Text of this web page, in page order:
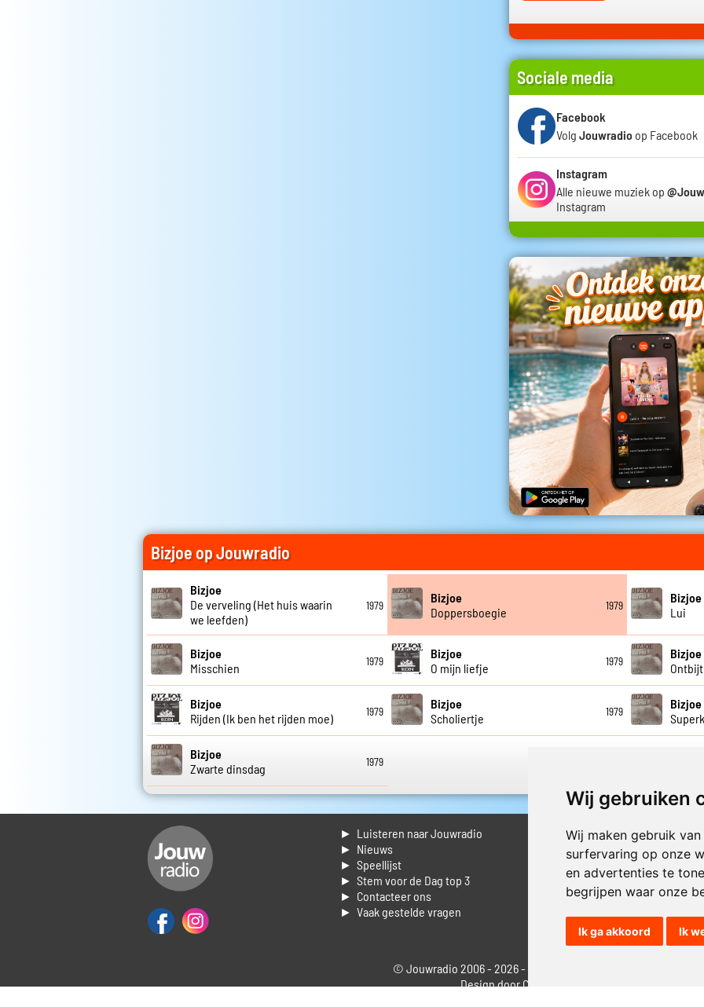
Wij gebruiken
Wij maken gebruik
surfervaring op onze
en advertenties te
begrijpen waar onze
Ik ga akkoord Ik
Sociale media
Facebook
Volg Jouwradio op Facebook
Instagram
Alle nieuwe muziek op
Instagram
Bizjoe op Jouwradio
Bizjoe
De verveling (Het huis waarin
we leefden)
1979
Bizjoe
Doppersboegie
1979
Bizjoe
Lui
Bizjoe
Misschien
1979
Bizjoe
O mijn liefje
1979
Bizjoe
Bizjoe
Rijden (Ik ben het rijden moe)
1979
Bizjoe
Scholiertje
1979
Bizjoe
Bizjoe
Zwarte dinsdag
1979
► Luisteren naar Jouwradio
► Nieuws
► Speellijst
► Stem voor de Dag top 3
► Contacteer ons
► Vaak gestelde vragen
► Livestream informatie
► Muziek opzoeken
► Vlaamse 100 Aller tijden
► De 50 beste van...
► Adverteren op Jouwradio
► Privacyinformatie
© Jouwradio 2006 - 2026 - alle rechten voorbehouden.
Design doorCloudscape EP